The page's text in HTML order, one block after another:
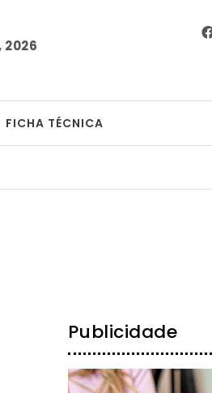
2026
FICHA TÉCNICA
Publicidade